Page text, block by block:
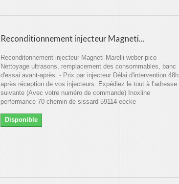
Reconditionnement injecteur Magneti...
Reconditonnement injecteur Magneti Marelli weber pico -
Nettoyage ultrasons, remplacement des consommables, banc
d'essai avant-après. - Prix par injecteur Délai d'intervention 48h
après réception de vos injecteurs. Expédiez le tout à l’adresse
suivante (Avec votre numéro de commande) Inoxline
performance 70 chemin de sissard 59114 eecke
Disponible